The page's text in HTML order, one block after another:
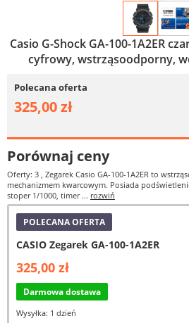
Casio G-Shock GA-100-1A2ER
cyfrowy, wstrząsoodporny,
Polecana oferta
325,00 zł
Porównaj ceny
Oferty: 3 , Zegarek Casio GA-100-1A2ER to
mechanizmem kwarcowym. Posiada
stoper 1/1000, timer ... rozwiń
POLECANA OFERTA
CASIO Zegarek GA-100-1A2ER
325,00 zł
Darmowa dostawa
Wysyłka: 1 dzień